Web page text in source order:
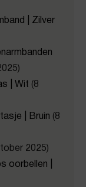
| Zilver
| Wit (8
| Bruin (8
2025)
oorbellen |